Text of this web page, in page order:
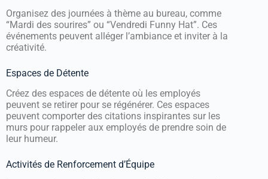
Organisez des journées à thème au bureau, comme
“Mardi des sourires” ou “Vendredi Funny Hat”. Ces
événements peuvent alléger l’ambiance et inviter à la
créativité.
Espaces de Détente
Créez des espaces de détente où les employés
peuvent se retirer pour se régénérer. Ces espaces
peuvent comporter des citations inspirantes sur les
murs pour rappeler aux employés de prendre soin de
leur humeur.
Activités de Renforcement d’Équipe